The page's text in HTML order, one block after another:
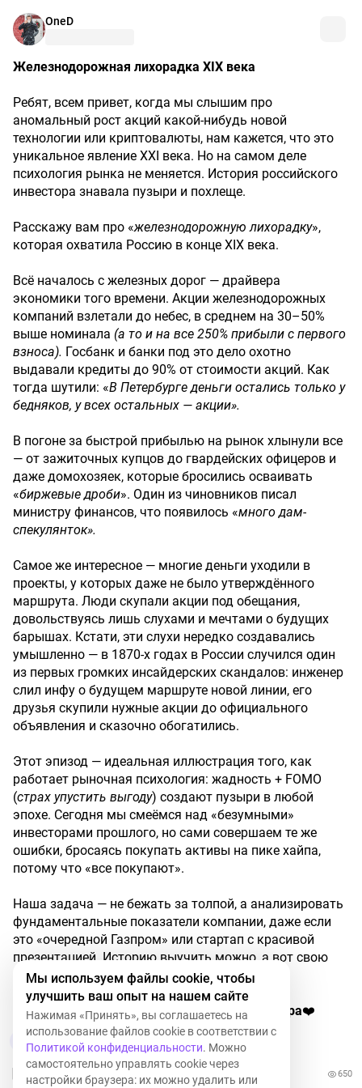
OneD
Железнодорожная лихорадка XIX века
Ребят, всем привет, когда мы слышим про
аномальный рост акций какой-нибудь новой
технологии или криптовалюты, нам кажется, что это
уникальное явление XXI века. Но на самом деле
психология рынка не меняется. История российского
инвестора знавала пузыри и похлеще.
Расскажу вам про «железнодорожную лихорадку»,
которая охватила Россию в конце XIX века.
Всё началось с железных дорог — драйвера
экономики того времени. Акции железнодорожных
компаний взлетали до небес, в среднем на 30–50%
выше номинала (а то и на все 250% прибыли с первого
взноса). Госбанк и банки под это дело охотно
выдавали кредиты до 90% от стоимости акций. Как
тогда шутили: «В Петербурге деньги остались только у
бедняков, у всех остальных — акции».
В погоне за быстрой прибылью на рынок хлынули все
— от зажиточных купцов до гвардейских офицеров и
даже домохозяек, которые бросились осваивать
«биржевые дроби». Один из чиновников писал
министру финансов, что появилось «много дам-
спекулянток».
Самое же интересное — многие деньги уходили в
проекты, у которых даже не было утверждённого
маршрута. Люди скупали акции под обещания,
довольствуясь лишь слухами и мечтами о будущих
барышах. Кстати, эти слухи нередко создавались
умышленно — в 1870-х годах в России случился один
из первых громких инсайдерских скандалов: инженер
слил инфу о будущем маршруте новой линии, его
друзья скупили нужные акции до официального
объявления и сказочно обогатились.
Этот эпизод — идеальная иллюстрация того, как
работает рыночная психология: жадность + FOMO
(страх упустить выгоду) создают пузыри в любой
эпохе. Сегодня мы смеёмся над «безумными»
инвесторами прошлого, но сами совершаем те же
ошибки, бросаясь покупать активы на пике хайпа,
потому что «все покупают».
Наша задача — не бежать за толпой, а анализировать
фундаментальные показатели компании, даже если
это «очередной Газпром» или стартап с красивой
презентацией. Историю выучить можно, а вот свою
психологию — гораздо сложнее.
Вот такая сегодня история, всем желаю добра❤️
650
Мы используем файлы cookie, чтобы
улучшить ваш опыт на нашем сайте
Нажимая «Принять», вы соглашаетесь на
использование файлов cookie в соответствии с
Политикой конфиденциальности. Можно
самостоятельно управлять cookie через
настройки браузера: их можно удалить или